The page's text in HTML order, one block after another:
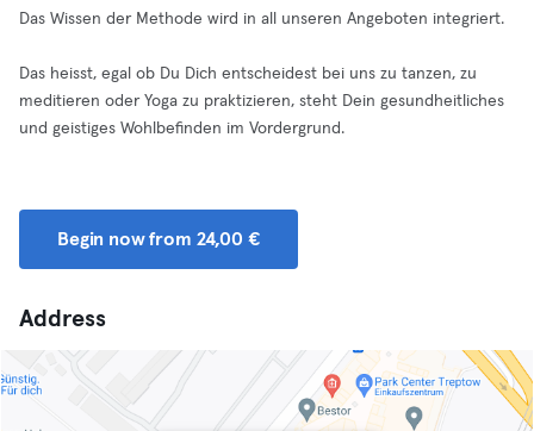
Das Wissen der Methode wird in all unseren Angeboten integriert.
Das heisst, egal ob Du Dich entscheidest bei uns zu tanzen, zu
meditieren oder Yoga zu praktizieren, steht Dein gesundheitliches
und geistiges Wohlbefinden im Vordergrund.
Begin now from 24,00 €
Address